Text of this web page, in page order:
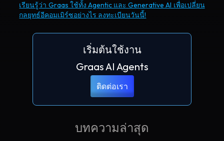
เรียนรู้ว่า Graas ใช้ทั้ง Agentic และ Generative AI เพื่อเปลี่ยน
กลยุทธ์อีคอมเมิร์ซอย่างไร ลงทะเบียนวันนี้!
เริ่มต้นใช้งาน
Graas AI Agents
ติดต่อเรา
บทความล่าสุด